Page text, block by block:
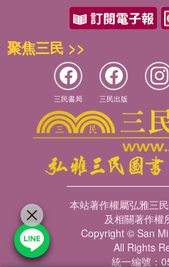
如果你看了此書，你將會是一
因為你將知道的人類99%的科學
最起碼你會知道「地球內部」
德國導演 羅蘭‧艾默里奇
電影，《月球殞落》Moon Fall
的天機 但是他依然不知道真實的
這艘「行星型戰艦」有3476公
裡面自然的生態如同地球一樣
《ID4星際終結者》（英語：
1996年上映的美國科幻動作電
本書所描述，入侵太陽系的外星
083 ｜◆第二十二節 十日並出
090 ｜◆第二十三節 羿射九日
097 ｜◆第二十四節《山海經》
101 ｜◆第二十五節 嫦娥奔月
105 ｜◆第二十六節 少康復國
109 ｜◆第二十七節 楊貴妃 貴
外星文明 人類危機
115 ｜◆第二十八節 地球保衛戰
119 ｜◆第二十九節 外星人穿梭
133 ｜◆第三十一節 假冒上帝的
147 ｜◆第三十二節 宇宙的大淨
151 ｜◆第三十三節 人類如何安
聚焦三民 >>
三民書局 三民出版
本站著作權屬弘雅三
及相關著作權
Copyright © San
All Rights
統一編號：